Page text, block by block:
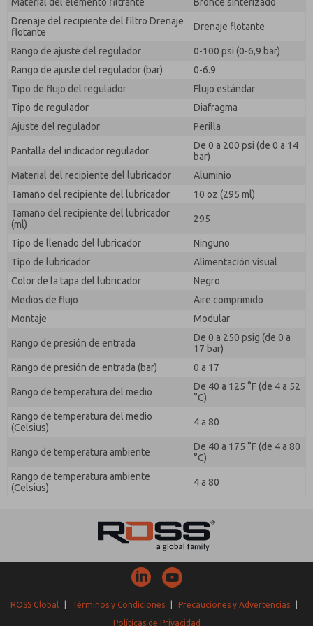
Drenaje del recipiente del filtro Drenaje
flotante
Drenaje flotante
Rango de ajuste del regulador
0-100 psi (0-6,9 bar)
Rango de ajuste del regulador (bar)
0-6.9
Tipo de flujo del regulador
Flujo estándar
Tipo de regulador
Diafragma
Ajuste del regulador
Perilla
Pantalla del indicador regulador
De 0 a 200 psi (de 0 a 14
bar)
Material del recipiente del lubricador
Aluminio
Tamaño del recipiente del lubricador
10 oz (295 ml)
Tamaño del recipiente del lubricador
(ml)
295
Tipo de llenado del lubricador
Ninguno
Tipo de lubricador
Alimentación visual
Color de la tapa del lubricador
Negro
Medios de flujo
Aire comprimido
Montaje
Modular
Rango de presión de entrada
De 0 a 250 psig (de 0 a
17 bar)
Rango de presión de entrada (bar)
0 a 17
Rango de temperatura del medio
De 40 a 125 °F (de 4 a 52
°C)
Rango de temperatura del medio
(Celsius)
4 a 80
Rango de temperatura ambiente
De 40 a 175 °F (de 4 a 80
°C)
Rango de temperatura ambiente
(Celsius)
4 a 80
ROSS Global Términos y Condiciones Precauciones y Advertencias
Políticas de Privacidad